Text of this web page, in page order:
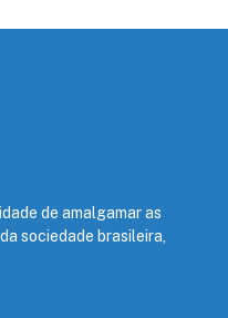
de amalgamar as
sociedade brasileira,